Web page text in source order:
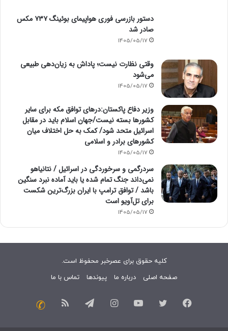
دستور بازرسی فوری هواپیمای بوئینگ ۷۳۷ مکس
صادر شد
1405/05/17
وقتی نظارت نیست؛ پاداش به زیان‌دهی طبیعی
می‌شود
1405/05/17
وزیر دفاع پاکستان:درهای توافق مکه برای سایر
کشورها بسته نیست/جهان اسلام باید در مقابل
اسرائیل متحد شود/ کمک به حل اختلاف میان
کشورهای برادر و اسلامی
1405/05/17
سردرگمی و سرخوردگی در اسرائیل / نتانیاهو
نمی‌داند جنگ تمام شده یا باید آماده نبرد سنگین
باشد / توافق ترامپ با ایران بزرگ‌ترین شکست
برای تل‌آویو است
1405/05/17
کلیه حقوق برای عصرخبر محفوظ است.
صفحه اصلی
درباره ما پیوندها تماس با ما
فیسبوک توییتر یوتیوب اینستاگرامتلگرام خوراک